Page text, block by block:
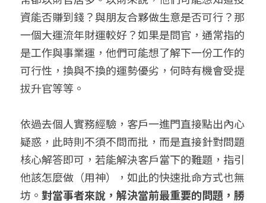
資能否賺到錢？與朋友合夥做生意是否可行？那
一個大運流年財運較好？如果是問官，通常指的
是工作與事業運，他們可能想了解下一份工作的
可行性，換與不換的運勢優劣，何時有機會受提
拔升官等等。
依過去個人實務經驗，客戶一進門直接點出內心
疑惑，此時則不須不問而批，而是直接針對問題
核心解答即可，若能解決客戶當下的難題，指引
他該怎麼做（用神），如此的快速批命方式也無
坊。 對當事者來說，解決當前最重要的問題，勝